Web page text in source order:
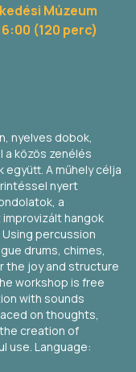
Múzeum
(120 perc)
nyelves dobok,
közös zenélés
A műhely célja
nyert
a
hangok
percussion
drums, chimes,
the joy and structure
workshop is free
with sounds
on thoughts,
creation of
use. Language: